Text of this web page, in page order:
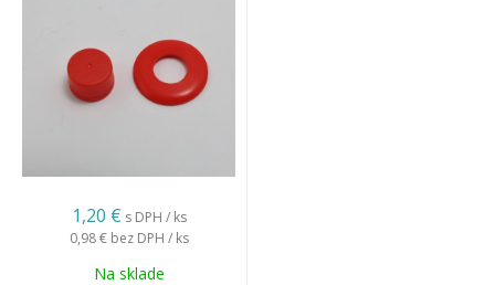
1,20 € s DPH / ks
0,98 € bez DPH / ks
Na sklade